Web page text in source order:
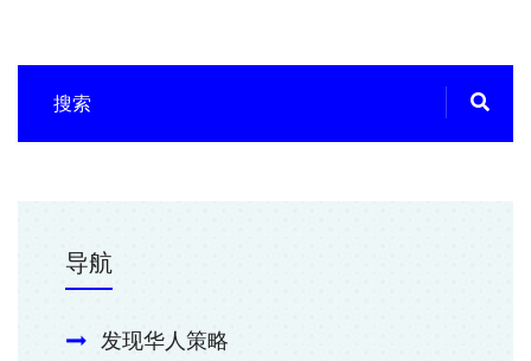
导航
发现华人策略